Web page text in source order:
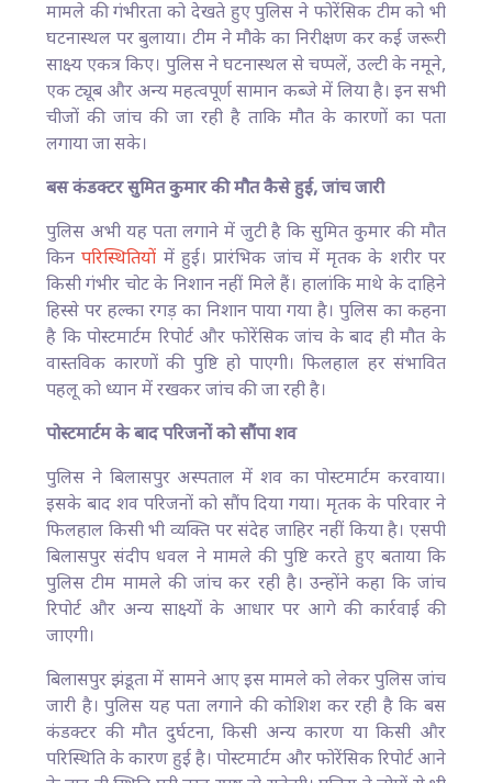
मामले की गंभीरता को देखते हुए पुलिस ने फोरेंसिक टीम को भी
घटनास्थल पर बुलाया। टीम ने मौके का निरीक्षण कर कई जरूरी
साक्ष्य एकत्र किए। पुलिस ने घटनास्थल से चप्पलें, उल्टी के नमूने,
एक ट्यूब और अन्य महत्वपूर्ण सामान कब्जे में लिया है। इन सभी
चीजों की जांच की जा रही है ताकि मौत के कारणों का पता
लगाया जा सके।
बस कंडक्टर सुमित कुमार की मौत कैसे हुई, जांच जारी
पुलिस अभी यह पता लगाने में जुटी है कि सुमित कुमार की मौत
किनपरिस्थितियों में हुई। प्रारंभिक जांच में मृतक के शरीर पर
किसी गंभीर चोट के निशान नहीं मिले हैं। हालांकि माथे के दाहिने
हिस्से पर हल्का रगड़ का निशान पाया गया है। पुलिस का कहना
है कि पोस्टमार्टम रिपोर्ट और फोरेंसिक जांच के बाद ही मौत के
वास्तविक कारणों की पुष्टि हो पाएगी। फिलहाल हर संभावित
पहलू को ध्यान में रखकर जांच की जा रही है।
पोस्टमार्टम के बाद परिजनों को सौंपा शव
पुलिस ने बिलासपुर अस्पताल में शव का पोस्टमार्टम करवाया।
इसके बाद शव परिजनों को सौंप दिया गया। मृतक के परिवार ने
फिलहाल किसी भी व्यक्ति पर संदेह जाहिर नहीं किया है। एसपी
बिलासपुर संदीप धवल ने मामले की पुष्टि करते हुए बताया कि
पुलिस टीम मामले की जांच कर रही है। उन्होंने कहा कि जांच
रिपोर्ट और अन्य साक्ष्यों के आधार पर आगे की कार्रवाई की
जाएगी।
बिलासपुर झंडूता में सामने आए इस मामले को लेकर पुलिस जांच
जारी है। पुलिस यह पता लगाने की कोशिश कर रही है कि बस
कंडक्टर की मौत दुर्घटना, किसी अन्य कारण या किसी और
परिस्थिति के कारण हुई है। पोस्टमार्टम और फोरेंसिक रिपोर्ट आने